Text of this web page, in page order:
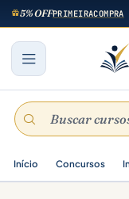
5% OFFPRIMEIRACOMPRA
Início Concursos